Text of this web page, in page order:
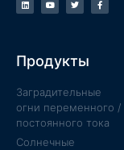
Продукты
Заградительные
огни переменного /
постоянного тока
Солнечные